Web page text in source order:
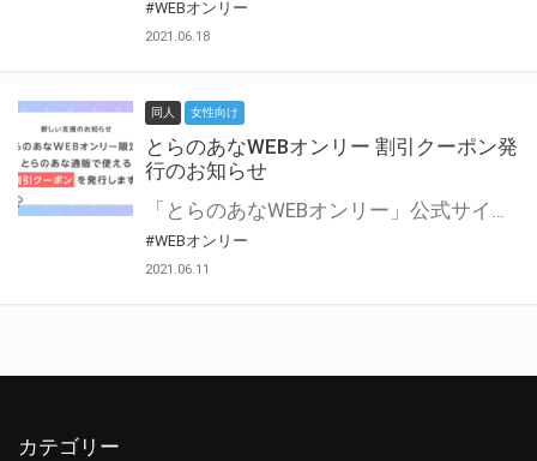
#WEBオンリー
2021.06.18
同人 女性向け
とらのあなWEBオンリー 割引クーポン発
行のお知らせ
「とらのあなWEBオンリー」公式サイトでとらのあな通販の「割引クーポン」を配布中！ イベントごとに開催当日限定で使える割引クーポンのシリアルコードを発行します。 とらのあなWEBオンリーのページをチェックして、イベント当日にお得にお買い物を楽しみましょう♪ ※本キャンペーンは予告なく終了する場合がございます。 とらのあなWEBオンリーサイトはこちら
#WEBオンリー
2021.06.11
カテゴリー